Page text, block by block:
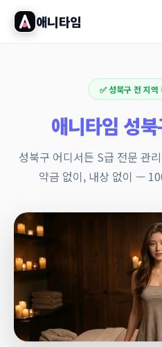
애니타임
✅ 성북구 전 지역
애니타임 성
성북구 어디서든 S급 전문 관
약금 없이, 내상 없이 —